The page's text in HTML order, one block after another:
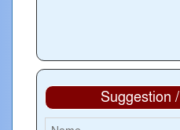
Suggestion